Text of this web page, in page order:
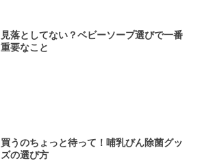
見落としてない？ベビーソープ選びで一番
重要なこと
買うのちょっと待って！哺乳びん除菌グッ
ズの選び方